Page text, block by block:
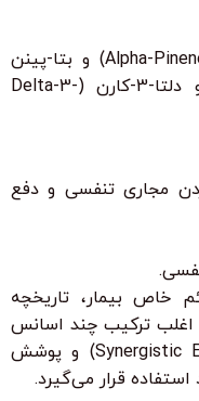
آلفا-پینن (Alpha-Pinene) و بتا-پینن
(Beta-Pinene) در کاج؛ آلفا-پینن و دلتا-3-کارن (Delta-3-
مجاری تنفسی و دفع
خاص بیمار، تاریخچه
اغلب ترکیب چند اسانس
برای ایجاد اثرات هم‌افزایی (Synergistic Effects) و پوشش
قرار می‌گیرد.